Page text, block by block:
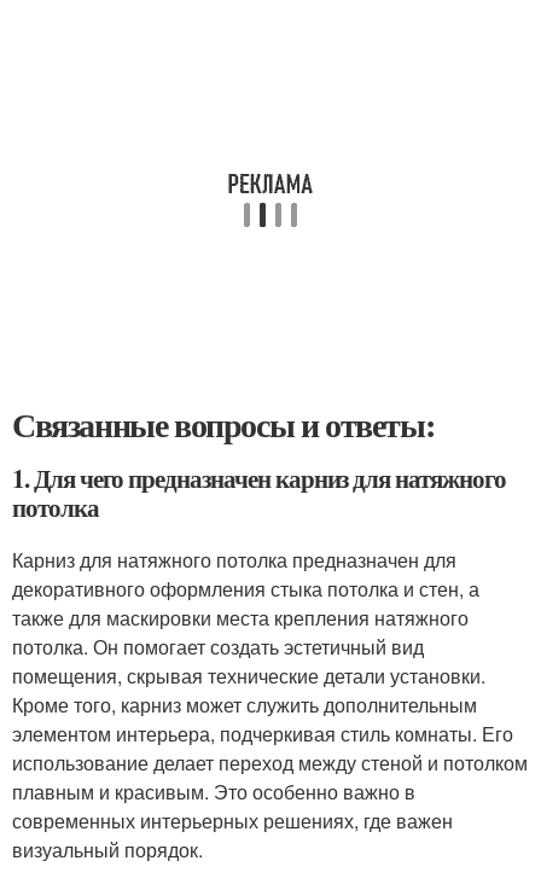
Связанные вопросы и ответы:
1. Для чего предназначен карниз для натяжного
потолка
Карниз для натяжного потолка предназначен для
декоративного оформления стыка потолка и стен, а
также для маскировки места крепления натяжного
потолка. Он помогает создать эстетичный вид
помещения, скрывая технические детали установки.
Кроме того, карниз может служить дополнительным
элементом интерьера, подчеркивая стиль комнаты. Его
использование делает переход между стеной и потолком
плавным и красивым. Это особенно важно в
современных интерьерных решениях, где важен
визуальный порядок.